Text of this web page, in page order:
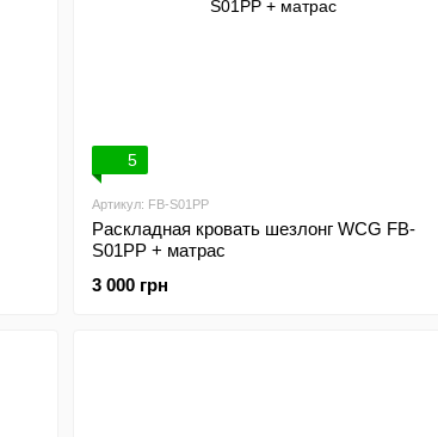
5
Артикул: FB-S01PP
Раскладная кровать шезлонг WCG FB-
S01PP + матрас
3 000 грн